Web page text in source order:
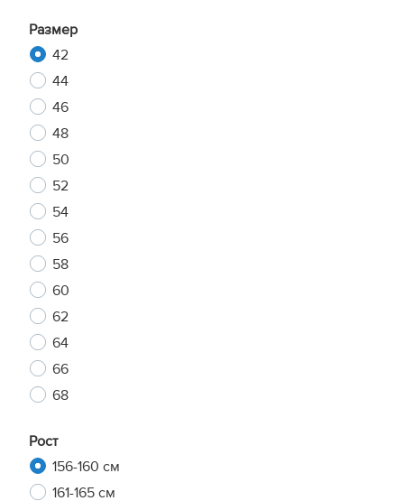
Размер
42
44
46
48
50
52
54
56
58
60
62
64
66
68
Рост
156-160 см
161-165 см